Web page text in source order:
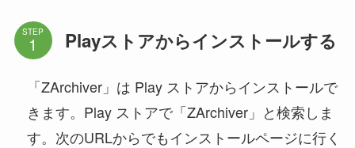
STEP Playストアからインストールする
「ZArchiver」は Play ストアからインストールで
きます。Play ストアで「ZArchiver」と検索しま
す。次のURLからでもインストールページに行く